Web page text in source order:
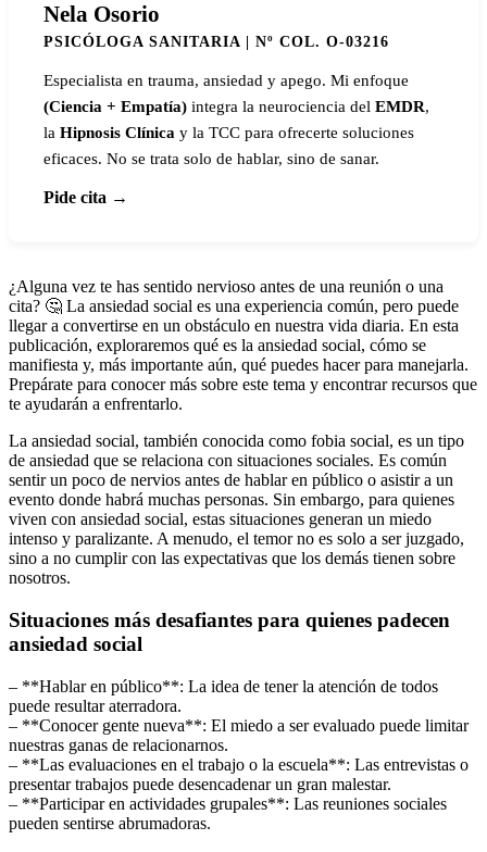
Nela Osorio
PSICÓLOGA SANITARIA | Nº COL. O-03216
Especialista en trauma, ansiedad y apego. Mi enfoque
(Ciencia + Empatía) integra la neurociencia del EMDR,
la Hipnosis Clínica y la TCC para ofrecerte soluciones
eficaces. No se trata solo de hablar, sino de sanar.
Pide cita →
¿Alguna vez te has sentido nervioso antes de una reunión o una
cita? 🤔 La ansiedad social es una experiencia común, pero puede
llegar a convertirse en un obstáculo en nuestra vida diaria. En esta
publicación, exploraremos qué es la ansiedad social, cómo se
manifiesta y, más importante aún, qué puedes hacer para manejarla.
Prepárate para conocer más sobre este tema y encontrar recursos que
te ayudarán a enfrentarlo.
La ansiedad social, también conocida como fobia social, es un tipo
de ansiedad que se relaciona con situaciones sociales. Es común
sentir un poco de nervios antes de hablar en público o asistir a un
evento donde habrá muchas personas. Sin embargo, para quienes
viven con ansiedad social, estas situaciones generan un miedo
intenso y paralizante. A menudo, el temor no es solo a ser juzgado,
sino a no cumplir con las expectativas que los demás tienen sobre
nosotros.
Situaciones más desafiantes para quienes padecen
ansiedad social
– **Hablar en público**: La idea de tener la atención de todos
puede resultar aterradora.
– **Conocer gente nueva**: El miedo a ser evaluado puede limitar
nuestras ganas de relacionarnos.
– **Las evaluaciones en el trabajo o la escuela**: Las entrevistas o
presentar trabajos puede desencadenar un gran malestar.
– **Participar en actividades grupales**: Las reuniones sociales
pueden sentirse abrumadoras.